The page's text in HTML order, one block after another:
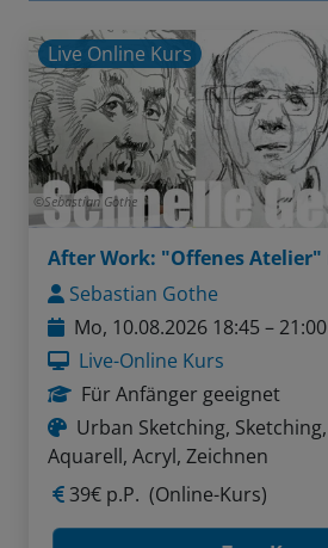
Sebastian Gothe
Live Online Kurs
Sebastian Gothe
Mo, 10.08.2026 18:45 – 21:00
Live-Online Kurs
Für Anfänger geeignet
Urban Sketching, Sketching,
Aquarell, Acryl, Zeichnen
39€ p.P. (Online-Kurs)